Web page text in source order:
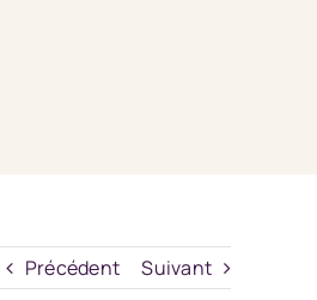
Précédent Suivant